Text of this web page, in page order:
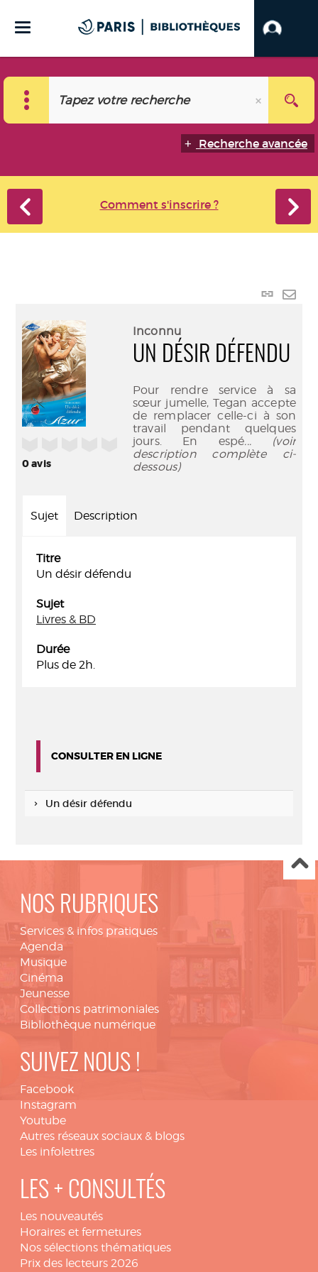
Recherche avancée
Comment s'inscrire ?
Lien
mail
0avis
Inconnu
UN DÉSIR DÉFENDU
Pour rendre service à sa
sœur jumelle, Tegan accepte
de remplacer celle-ci à son
travail pendant quelques
jours. En espé... (voir
description complète ci-
dessous)
Sujet Description
Titre
Un désir défendu
Sujet
Livres & BD
Durée
Plus de 2h.
CONSULTER EN LIGNE
Un désir défendu
NOS RUBRIQUES
Services & infos pratiques
Agenda
Musique
Cinéma
Jeunesse
Collections patrimoniales
Bibliothèque numérique
SUIVEZ NOUS !
Facebook
Instagram
Youtube
Autres réseaux sociaux & blogs
Les infolettres
LES + CONSULTÉS
Les nouveautés
Horaires et fermetures
Nos sélections thématiques
Prix des lecteurs 2026